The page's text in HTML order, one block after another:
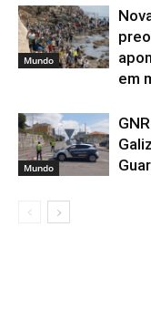
Mundo
em
Mundo